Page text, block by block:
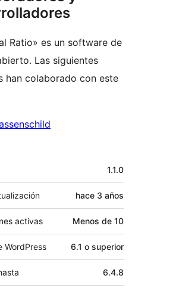
Ratio» es un software de
Las siguientes
han colaborado con este
1.1.0
hace 3 años
activas Menos de 10
WordPress 6.1 o superior
6.4.8